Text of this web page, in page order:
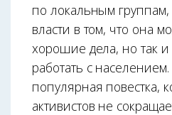
по локальным
власти в том, что она
хорошие дела, но так
работать с
популярная повестка,
активистов не